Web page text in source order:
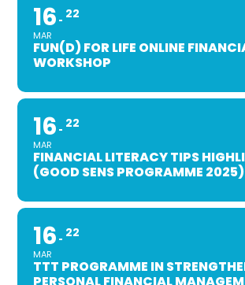
16
MAR
22
FUN(D) FOR LIFE ONLINE
WORKSHOP
16
MAR
22
FINANCIAL LITERACY TIPS
(GOOD SENS PROGRAMME 2025)
16
MAR
22
TTT PROGRAMME IN